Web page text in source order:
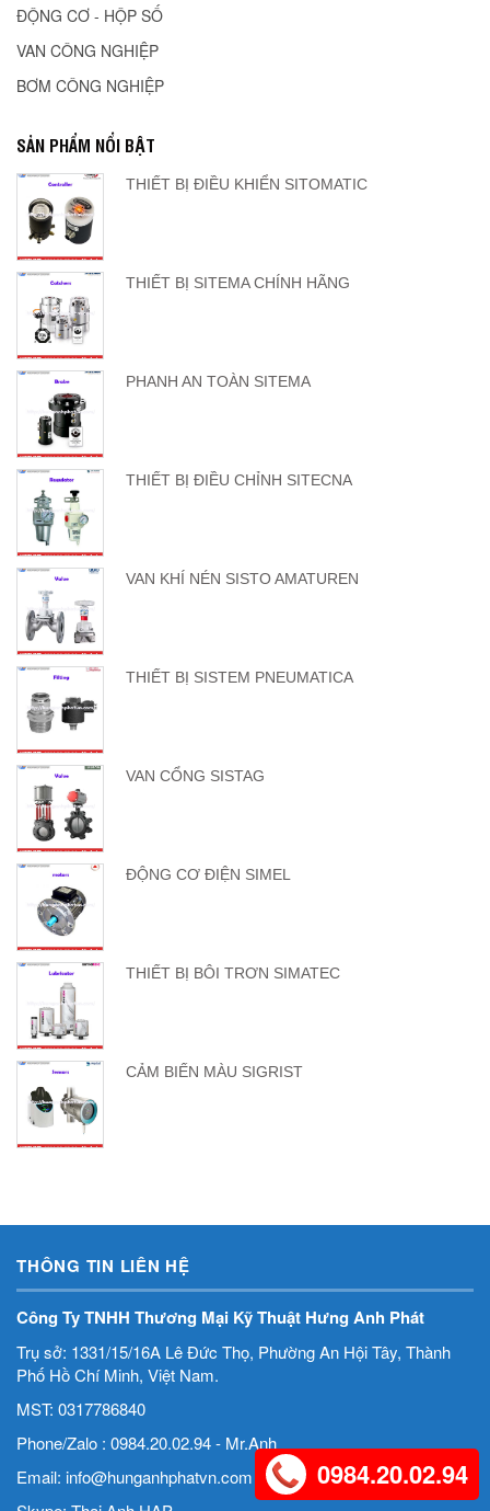
ĐỘNG CƠ - HỘP SỐ
VAN CÔNG NGHIỆP
BƠM CÔNG NGHIỆP
SẢN PHẨM NỔI BẬT
THIẾT BỊ ĐIỀU KHIỂN SITOMATIC
THIẾT BỊ SITEMA CHÍNH HÃNG
PHANH AN TOÀN SITEMA
THIẾT BỊ ĐIỀU CHỈNH SITECNA
VAN KHÍ NÉN SISTO AMATUREN
THIẾT BỊ SISTEM PNEUMATICA
VAN CỔNG SISTAG
ĐỘNG CƠ ĐIỆN SIMEL
THIẾT BỊ BÔI TRƠN SIMATEC
CẢM BIẾN MÀU SIGRIST
THÔNG TIN LIÊN HỆ
Công Ty TNHH Thương Mại Kỹ Thuật Hưng Anh Phát
Trụ sở: 1331/15/16A Lê Đức Thọ, Phường An Hội Tây, Thành
Phố Hồ Chí Minh, Việt Nam.
MST: 0317786840
Phone/Zalo : 0984.20.02.94 - Mr.Anh
Email: info@hunganhphatvn.com
0984.20.02.94